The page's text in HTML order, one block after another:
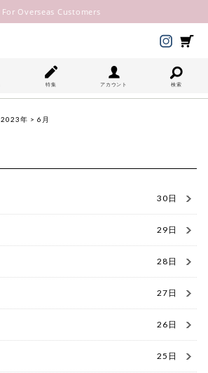
For Overseas Customers
特集 アカウント 検索
2023年 > 6月
30日
29日
28日
27日
26日
25日